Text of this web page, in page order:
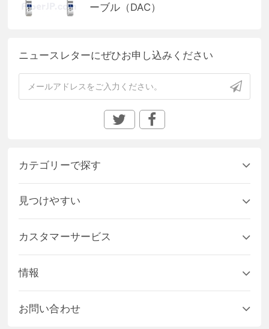
ーブル（DAC）
ニュースレターにぜひお申し込みください
カテゴリーで探す
見つけやすい
カスタマーサービス
情報
お問い合わせ